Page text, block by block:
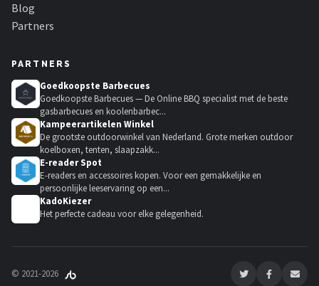
Blog
Partners
PARTNERS
Goedkoopste Barbecues
Goedkoopste Barbecues — De Online BBQ specialist met de beste
gasbarbecues en koolenbarbec...
Kampeerartikelen Winkel
De grootste outdoorwinkel van Nederland. Grote merken outdoor
koelboxen, tenten, slaapzakk...
E-reader Spot
E-readers en accessoires kopen. Voor een gemakkelijke en
persoonlijke leeservaring op een...
KadoKiezer
Het perfecte cadeau voor elke gelegenheid.
© 2021-2026